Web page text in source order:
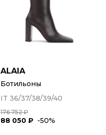
ALAIA
Ботильоны
IT 36/37/38/39/40
176 752 ₽
88 050 ₽ -50%